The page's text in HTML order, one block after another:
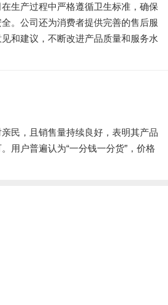
生产过程中严格遵循卫生标准，确保
。公司还为消费者提供完善的售后服
和建议，不断改进产品质量和服务水
民，且销售量持续良好，表明其产品
用户普遍认为“一分钱一分货”，价格